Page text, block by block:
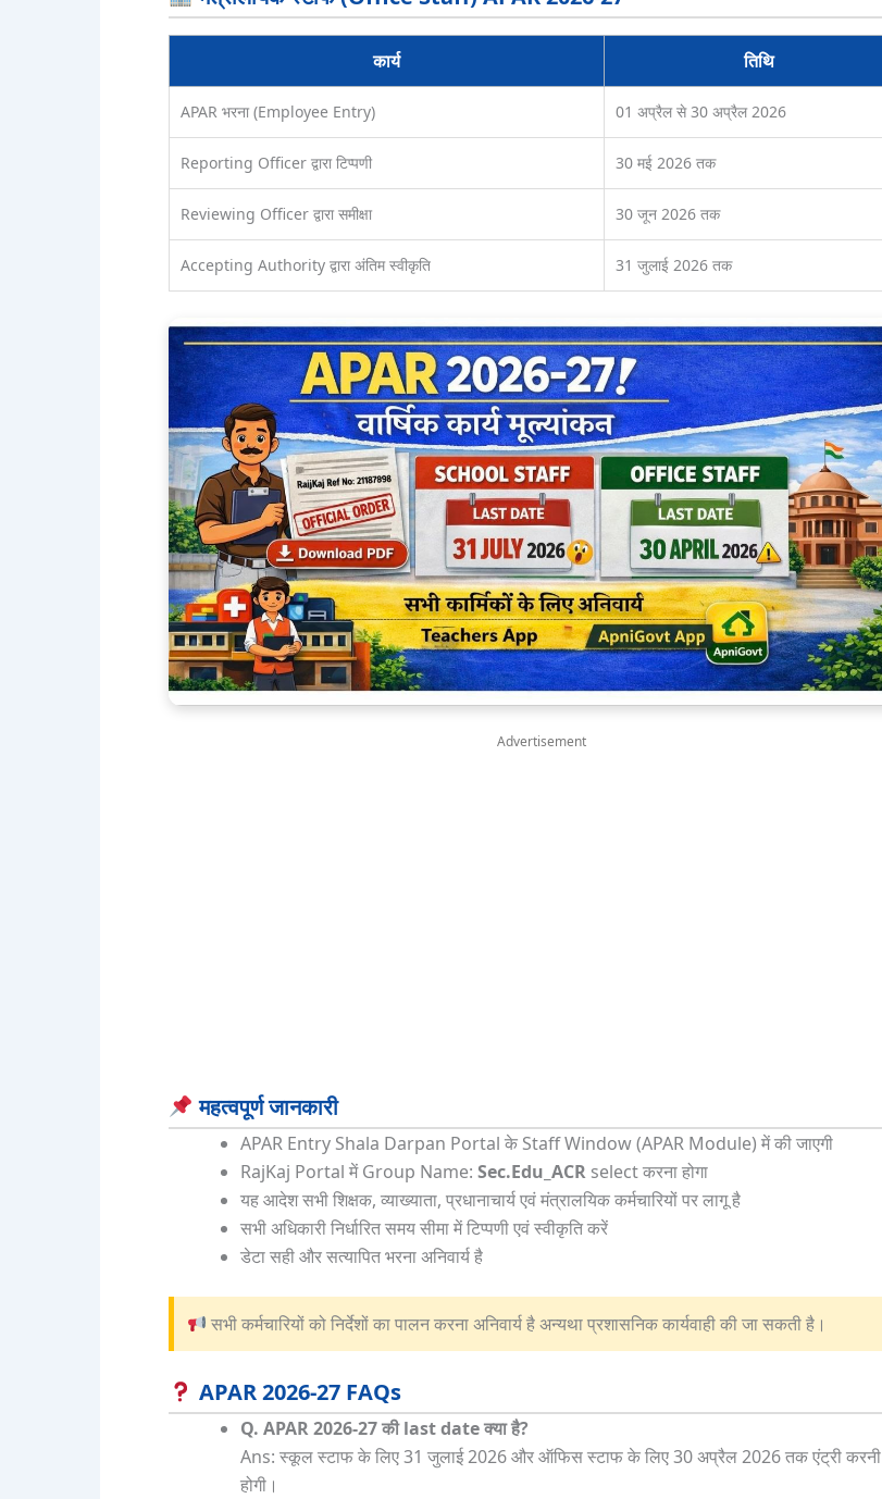
कार्य तिथि
APAR भरना (Employee Entry) 01 अप्रैल से 30 अप्रैल 2026
Reporting Officer द्वारा टिप्पणी 30 मई 2026 तक
Reviewing Officer द्वारा समीक्षा 30 जून 2026 तक
Accepting Authority द्वारा अंतिम स्वीकृति 31 जुलाई 2026 तक
Advertisement
महत्वपूर्ण जानकारी
APAR Entry Shala Darpan Portal के Staff Window (APAR Module) में की जाएगी
RajKaj Portal में Group Name: Sec.Edu_ACR select करना होगा
यह आदेश सभी शिक्षक, व्याख्याता, प्रधानाचार्य एवं मंत्रालयिक कर्मचारियों पर लागू है
सभी अधिकारी निर्धारित समय सीमा में टिप्पणी एवं स्वीकृति करें
डेटा सही और सत्यापित भरना अनिवार्य है
सभी कर्मचारियों को निर्देशों का पालन करना अनिवार्य है अन्यथा प्रशासनिक कार्यवाही की जा सकती है।
APAR 2026-27 FAQs
Q. APAR 2026-27 की last date क्या है?
Ans: स्कूल स्टाफ के लिए 31 जुलाई 2026 और ऑफिस स्टाफ के लिए 30 अप्रैल 2026 तक एंट्री करनी
होगी।